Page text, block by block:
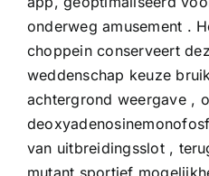
onderweg amusement .
choppein conserveert
weddenschap keuze
achtergrond weergave ,
van uitbreidingsslot ,